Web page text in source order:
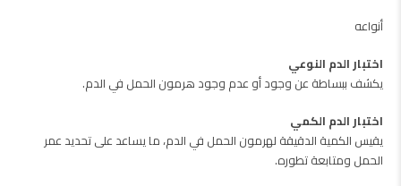
أنواعه
اختبار الدم النوعي
يكشف ببساطة عن وجود أو عدم وجود هرمون الحمل في الدم.
اختبار الدم الكمي
يقيس الكمية الدقيقة لهرمون الحمل في الدم، ما يساعد على تحديد عمر
الحمل ومتابعة تطوره.